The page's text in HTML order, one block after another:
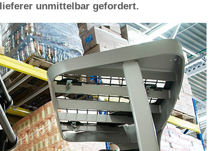
unmittelbar gefordert.